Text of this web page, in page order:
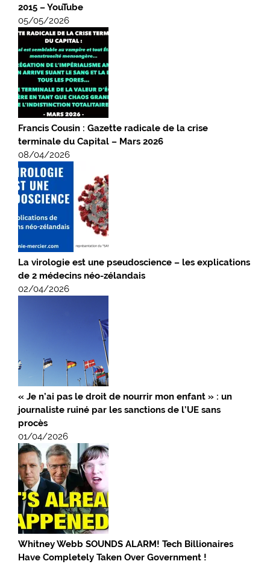
2015 – YouTube
05/05/2026
Francis Cousin : Gazette radicale de la crise
terminale du Capital – Mars 2026
08/04/2026
La virologie est une pseudoscience – les explications
de 2 médecins néo-zélandais
02/04/2026
« Je n’ai pas le droit de nourrir mon enfant » : un
journaliste ruiné par les sanctions de l’UE sans
procès
01/04/2026
Whitney Webb SOUNDS ALARM! Tech Billionaires
Have Completely Taken Over Government !